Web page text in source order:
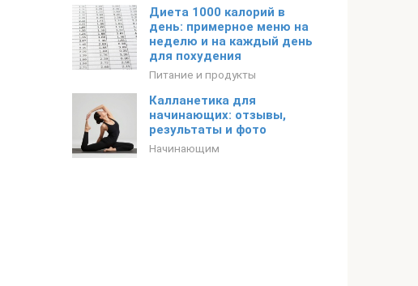
Диета 1000 калорий в
день: примерное меню на
неделю и на каждый день
для похудения
Питание и продукты
Калланетика для
начинающих: отзывы,
результаты и фото
Начинающим